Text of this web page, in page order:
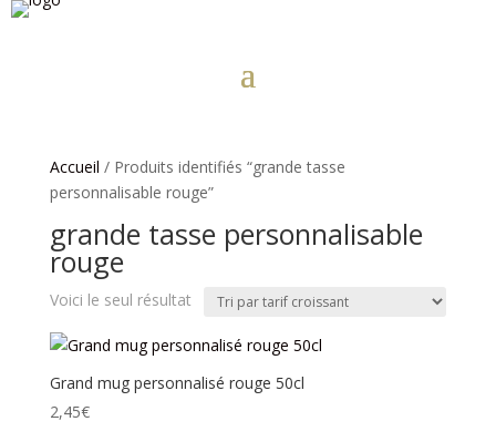
Accueil / Produits identifiés “grande tasse
personnalisable rouge”
grande tasse personnalisable
rouge
Voici le seul résultat
Grand mug personnalisé rouge 50cl
2,45€